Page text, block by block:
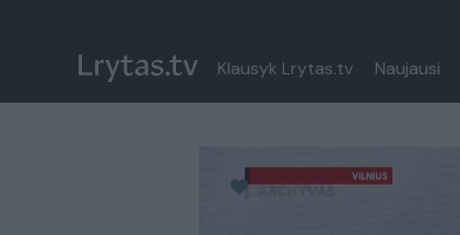
Klausyk Lrytas.tv Naujausi
Paremkite Ukrainą